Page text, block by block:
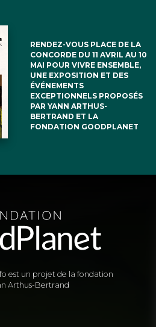
RENDEZ-VOUS PLACE DE LA
CONCORDE DU 11 AVRIL AU 10
MAI POUR VIVRE ENSEMBLE,
UNE EXPOSITION ET DES
ÉVÉNEMENTS
EXCEPTIONNELS PROPOSÉS
PAR YANN ARTHUS-
BERTRAND ET LA
FONDATION GOODPLANET
est un projet de la fondation
Arthus-Bertrand